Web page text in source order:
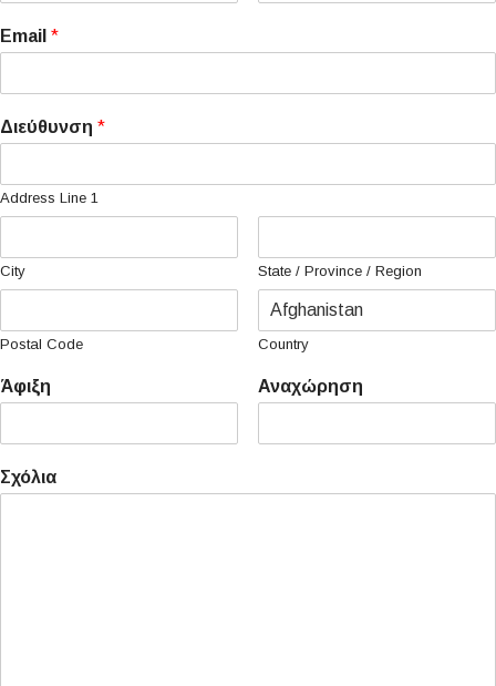
Email*
Διεύθυνση*
Address Line 1
City State / Province / Region
Postal Code Country
Άφιξη Αναχώρηση
Σχόλια